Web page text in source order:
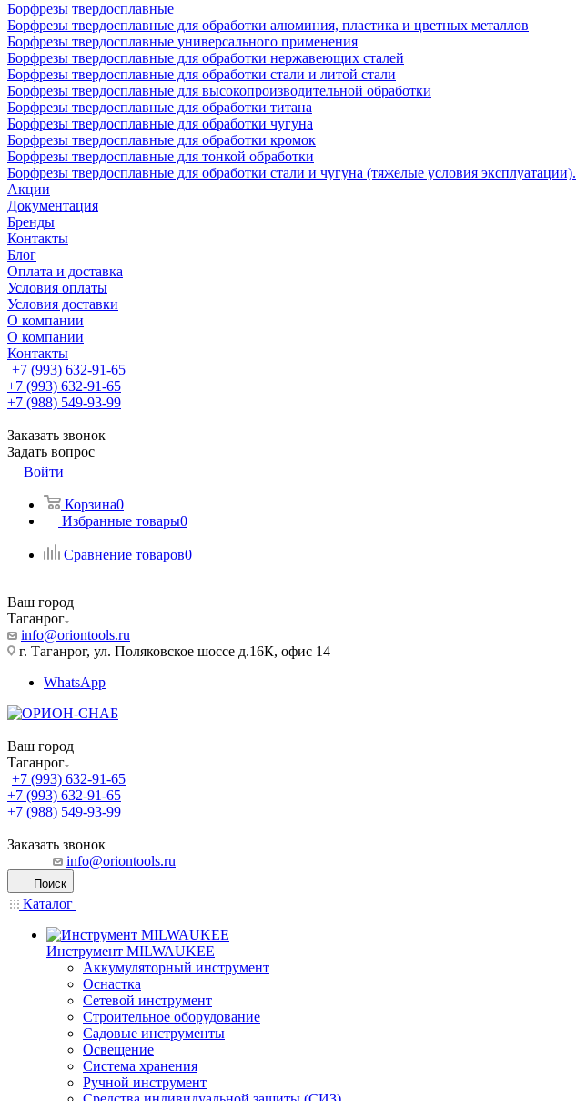
Борфрезы твердосплавные
Борфрезы твердосплавные для обработки алюминия, пластика и цветных металлов
Борфрезы твердосплавные универсального применения
Борфрезы твердосплавные для обработки нержавеющих сталей
Борфрезы твердосплавные для обработки стали и литой стали
Борфрезы твердосплавные для высокопроизводительной обработки
Борфрезы твердосплавные для обработки титана
Борфрезы твердосплавные для обработки чугуна
Борфрезы твердосплавные для обработки кромок
Борфрезы твердосплавные для тонкой обработки
Борфрезы твердосплавные для обработки стали и чугуна (тяжелые условия эксплуатации).
Акции
Документация
Бренды
Контакты
Блог
Оплата и доставка
Условия оплаты
Условия доставки
О компании
О компании
Контакты
+7 (993) 632-91-65
+7 (993) 632-91-65
+7 (988) 549-93-99
Заказать звонок
Задать вопрос
Войти
Корзина0
Избранные товары0
Сравнение товаров0
Ваш город
Таганрог
info@oriontools.ru
г. Таганрог, ул. Поляковское шоссе д.16К, офис 14
WhatsApp
Ваш город
Таганрог
+7 (993) 632-91-65
+7 (993) 632-91-65
+7 (988) 549-93-99
Заказать звонок
info@oriontools.ru
Поиск
Каталог
Инструмент MILWAUKEE
Аккумуляторный инструмент
Оснастка
Сетевой инструмент
Строительное оборудование
Садовые инструменты
Освещение
Система хранения
Ручной инструмент